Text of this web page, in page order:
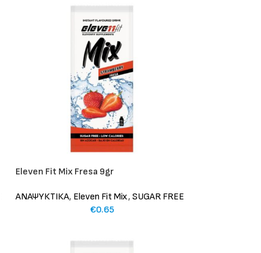
Eleven Fit Mix Fresa 9gr
ΑΝΑΨΥΚΤΙΚΑ, Eleven Fit Mix, SUGAR FREE
€0.65